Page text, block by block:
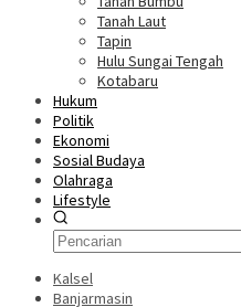
Tanah Laut
Tapin
Hulu Sungai Tengah
Kotabaru
Hukum
Politik
Ekonomi
Sosial Budaya
Olahraga
Lifestyle
Kalsel
Banjarmasin